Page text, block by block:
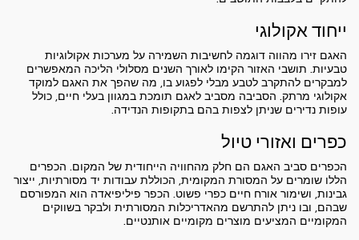
ייחוד אקולוגי
האגם זירו מהווה דוגמה לחשיבות השמירה על מערכות אקולוגיות
טבעיות. תושבי האזור הקימו לאורך השנים מסלולי הליכה המאפשרים
למבקרים להתקרב לטבע מבלי לפגוע בו, מה שהפך את האגם למוקד
אקולוגי מרתק. הסביבה מסביב לאגם תומכת במגוון בעלי חיים, כולל
עופות נדירים שניתן לצפות בהם בתקופות הנדידה.
כפרים ואזורי טיול
הכפרים סביב האגם הם חלק מהחוויה הייחודית של המקום. הכפרים
הללו שומרים על המסורת המקומית, הכוללת עבודות יד מסורתיות, ייצור
גבינות, ושימור אורח חיים כפרי פשוט. הכפר פיליפיאדה הוא המפורסם
שבהם, ובו ניתן להתרשם מהאדריכלות המסורתית ולבקר בשווקים
המקומיים המציעים מוצרים מקומיים אותנטיים.